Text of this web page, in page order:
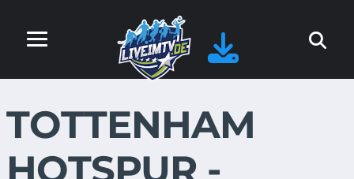
TOTTENHAM
HOTSPUR -